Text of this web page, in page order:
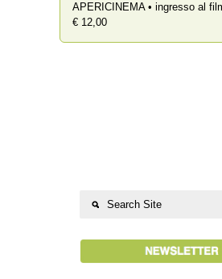
APERICINEMA • ingresso al
€ 12,00